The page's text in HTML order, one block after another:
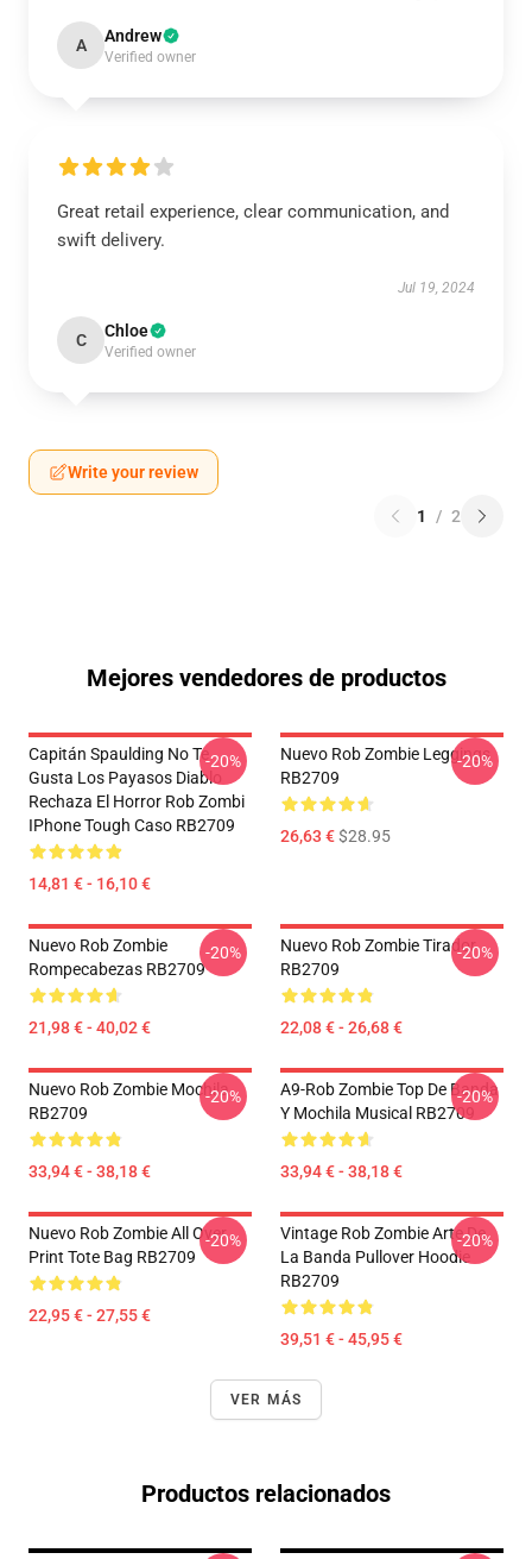
A Andrew
Verified owner
Great retail experience, clear communication, and
swift delivery.
Jul 19, 2024
C Chloe
Verified owner
Write your review
1 / 2
Mejores vendedores de productos
Capitán Spaulding No Te
Gusta Los Payasos Diablo
Rechaza El Horror Rob Zombi
IPhone Tough Caso RB2709
14,81 € - 16,10 €
-20%
Nuevo Rob Zombie Leggings
RB2709
26,63 €$28.95
-20%
Nuevo Rob Zombie
Rompecabezas RB2709
21,98 € - 40,02 €
-20%
Nuevo Rob Zombie Tirador
RB2709
22,08 € - 26,68 €
-20%
Nuevo Rob Zombie Mochila
RB2709
33,94 € - 38,18 €
-20%
A9-Rob Zombie Top De Banda
Y Mochila Musical RB2709
33,94 € - 38,18 €
-20%
Nuevo Rob Zombie All Over
Print Tote Bag RB2709
22,95 € - 27,55 €
-20%
Vintage Rob Zombie Arte De
La Banda Pullover Hoodie
RB2709
39,51 € - 45,95 €
-20%
VER MÁS
Productos relacionados